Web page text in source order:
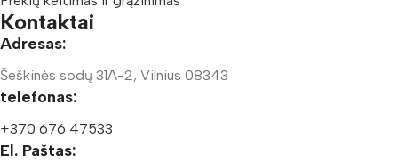
Kontaktai
Adresas:
Šeškinės sodų 31A-2, Vilnius 08343
telefonas:
+370 676 47533
El. Paštas: